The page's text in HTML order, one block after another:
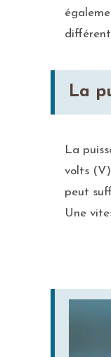
La
La
volts (V)
peut
Une